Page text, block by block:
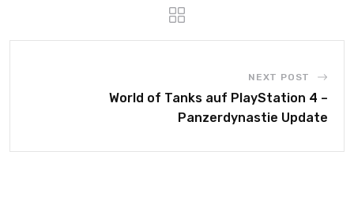
NEXT POST
World of Tanks auf PlayStation 4 –
Panzerdynastie Update